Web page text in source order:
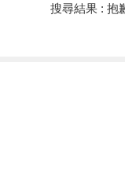
搜尋結果 : 抱